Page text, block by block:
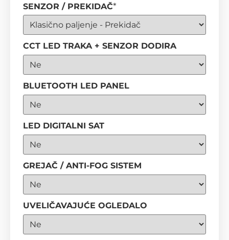
SENZOR / PREKIDAČ*
CCT LED TRAKA + SENZOR DODIRA
BLUETOOTH LED PANEL
LED DIGITALNI SAT
GREJAČ / ANTI-FOG SISTEM
UVELIČAVAJUĆE OGLEDALO